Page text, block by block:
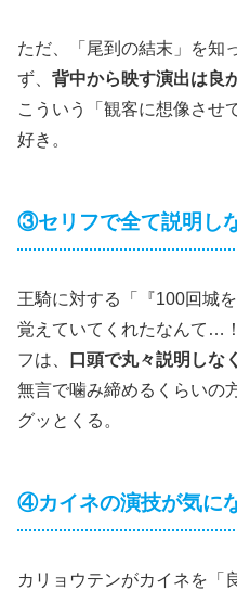
ただ、「尾到の結末」を知
ず、 背中から映す演出は良
こういう「観客に想像させ
好き。
③セリフで全て説明し
王騎に対する「『100回城
覚えていてくれたなんて…
フは、
口頭で丸々説明しな
無言で噛み締めるくらいの
グッとくる。
④カイネの演技が気に
カリョウテンがカイネを「